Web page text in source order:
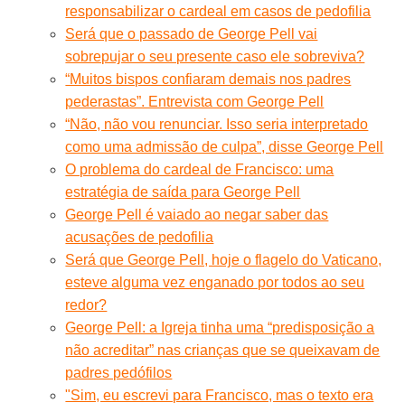
responsabilizar o cardeal em casos de pedofilia
Será que o passado de George Pell vai
sobrepujar o seu presente caso ele sobreviva?
“Muitos bispos confiaram demais nos padres
pederastas”. Entrevista com George Pell
“Não, não vou renunciar. Isso seria interpretado
como uma admissão de culpa”, disse George Pell
O problema do cardeal de Francisco: uma
estratégia de saída para George Pell
George Pell é vaiado ao negar saber das
acusações de pedofilia
Será que George Pell, hoje o flagelo do Vaticano,
esteve alguma vez enganado por todos ao seu
redor?
George Pell: a Igreja tinha uma “predisposição a
não acreditar” nas crianças que se queixavam de
padres pedófilos
"Sim, eu escrevi para Francisco, mas o texto era